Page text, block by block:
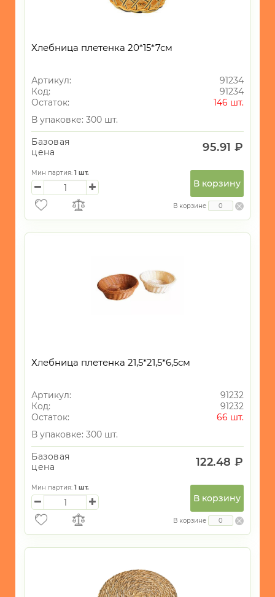
Хлебница плетенка 20*15*7см
Артикул:
91234
Код:
91234
Остаток:
146 шт.
В упаковке: 300 шт.
Базовая
цена
95.91 ₽
Мин партия: 1 шт.
В корзину
В корзине
Хлебница плетенка 21,5*21,5*6,5см
Артикул:
91232
Код:
91232
Остаток:
66 шт.
В упаковке: 300 шт.
Базовая
цена
122.48 ₽
Мин партия: 1 шт.
В корзину
В корзине